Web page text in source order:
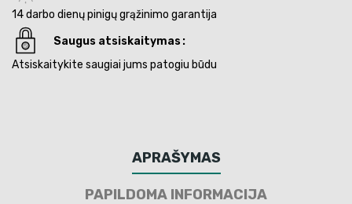
14 darbo dienų pinigų grąžinimo garantija
Saugus atsiskaitymas
Atsiskaitykite saugiai jums patogiu būdu
APRAŠYMAS
PAPILDOMA INFORMACIJA